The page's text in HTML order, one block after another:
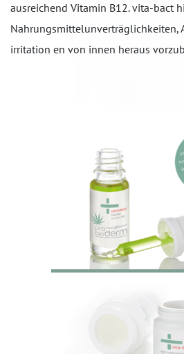
ausreichend Vitamin B12. vita-bact
Nahrungsmittelunverträglichkeiten,
irritation en von innen heraus